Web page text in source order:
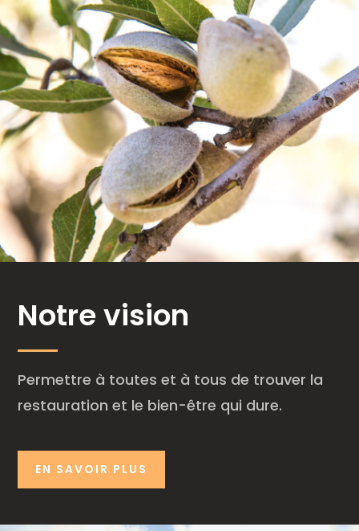
Notre vision
Permettre à toutes et à tous de trouver la
restauration et le bien-être qui dure.
EN SAVOIR PLUS